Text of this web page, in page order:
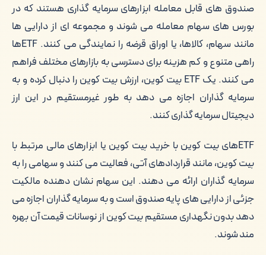
مقایسه ETFهای بیت کوین و مالکیت
مستقیم بیت کوین
خرید و فروش بیت کوین در دیجی دلار
کلام آخر
صندوق های قابل معامله ابزارهای سرمایه گذاری هستند که در
بورس های سهام معامله می شوند و مجموعه ای از دارایی ها
مانند سهام، کالاها، یا اوراق قرضه را نمایندگی می کنند. ETFها
راهی متنوع و کم هزینه برای دسترسی به بازارهای مختلف فراهم
می کنند. یک ETF بیت کوین، ارزش بیت کوین را دنبال کرده و به
سرمایه گذاران اجازه می دهد به طور غیرمستقیم در این ارز
دیجیتال سرمایه گذاری کنند.
ETFهای بیت کوین با خرید بیت کوین یا ابزارهای مالی مرتبط با
بیت کوین، مانند قراردادهای آتی، فعالیت می کنند و سهامی را به
سرمایه گذاران ارائه می دهند. این سهام نشان دهنده مالکیت
جزئی از دارایی های پایه صندوق است و به سرمایه گذاران اجازه می
دهد بدون نگهداری مستقیم بیت کوین از نوسانات قیمت آن بهره
مند شوند.